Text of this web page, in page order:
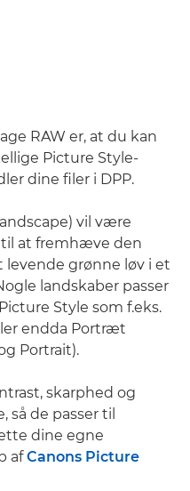
RAW er, at du kan
Picture Style-
dine filer i DPP.
vil være
at fremhæve den
grønne løv i et
landskaber passer
Style som f.eks.
endda Portræt
Portrait).
skarphed og
så de passer til
dine egne
afCanons Picture